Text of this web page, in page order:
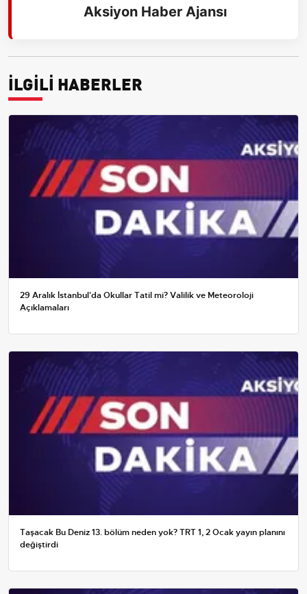
Aksiyon Haber Ajansı
İLGİLİ HABERLER
29 Aralık İstanbul'da Okullar Tatil mi? Valilik ve Meteoroloji
Açıklamaları
Taşacak Bu Deniz 13. bölüm neden yok? TRT 1, 2 Ocak yayın planını
değiştirdi